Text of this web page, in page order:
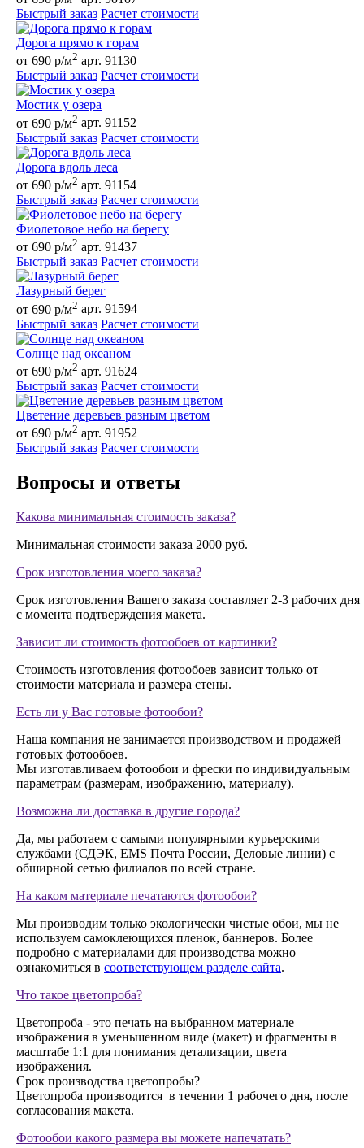
Быстрый заказ Расчет стоимости
Дорога прямо к горам
от 690 р/м2 арт. 91130
Быстрый заказ Расчет стоимости
Мостик у озера
от 690 р/м2 арт. 91152
Быстрый заказ Расчет стоимости
Дорога вдоль леса
от 690 р/м2 арт. 91154
Быстрый заказ Расчет стоимости
Фиолетовое небо на берегу
от 690 р/м2 арт. 91437
Быстрый заказ Расчет стоимости
Лазурный берег
от 690 р/м2 арт. 91594
Быстрый заказ Расчет стоимости
Солнце над океаном
от 690 р/м2 арт. 91624
Быстрый заказ Расчет стоимости
Цветение деревьев разным цветом
от 690 р/м2 арт. 91952
Быстрый заказ Расчет стоимости
Вопросы и ответы
Какова минимальная стоимость заказа?
Минимальная стоимости заказа 2000 руб.
Срок изготовления моего заказа?
Срок изготовления Вашего заказа составляет 2-3 рабочих дня
с момента подтверждения макета.
Зависит ли стоимость фотообоев от картинки?
Стоимость изготовления фотообоев зависит только от
стоимости материала и размера стены.
Есть ли у Вас готовые фотообои?
Наша компания не занимается производством и продажей
готовых фотообоев.
Мы изготавливаем фотообои и фрески по индивидуальным
параметрам (размерам, изображению, материалу).
Возможна ли доставка в другие города?
Да, мы работаем с самыми популярными курьерскими
службами (СДЭК, EMS Почта России, Деловые линии) с
обширной сетью филиалов по всей стране.
На каком материале печатаются фотообои?
Мы производим только экологически чистые обои, мы не
используем самоклеющихся пленок, баннеров. Более
подробно с материалами для производства можно
ознакомиться в соответствующем разделе сайта.
Что такое цветопроба?
Цветопроба - это печать на выбранном материале
изображения в уменьшенном виде (макет) и фрагменты в
масштабе 1:1 для понимания детализации, цвета
изображения.
Срок производства цветопробы?
Цветопроба производится в течении 1 рабочего дня, после
согласования макета.
Фотообои какого размера вы можете напечатать?